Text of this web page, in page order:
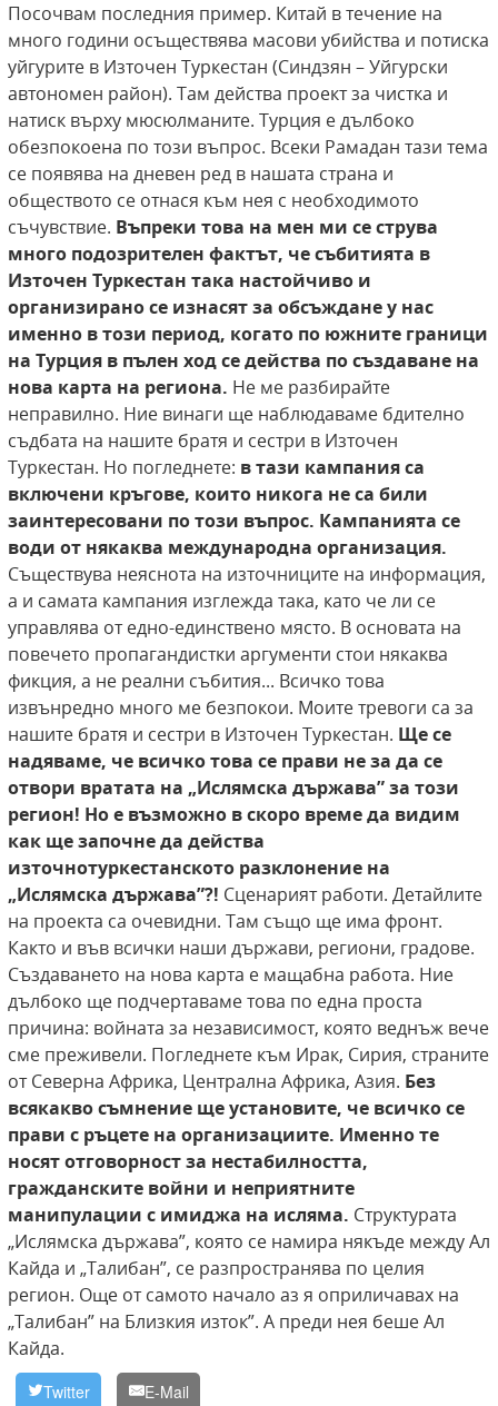
Посочвам последния пример. Китай в течение на
много години осъществява масови убийства и потиска
уйгурите в Източен Туркестан (Синдзян – Уйгурски
автономен район). Там действа проект за чистка и
натиск върху мюсюлманите. Турция е дълбоко
обезпокоена по този въпрос. Всеки Рамадан тази тема
се появява на дневен ред в нашата страна и
обществото се отнася към нея с необходимото
съчувствие. Въпреки това на мен ми се струва
много подозрителен фактът, че събитията в
Източен Туркестан така настойчиво и
организирано се изнасят за обсъждане у нас
именно в този период, когато по южните граници
на Турция в пълен ход се действа по създаване на
нова карта на региона. Не ме разбирайте
неправилно. Ние винаги ще наблюдаваме бдително
съдбата на нашите братя и сестри в Източен
Туркестан. Но погледнете: в тази кампания са
включени кръгове, които никога не са били
заинтересовани потози въпрос. Кампанията се
води от някаква международна организация.
Съществува неяснота на източниците на информация,
а и самата кампания изглежда така, като че ли се
управлява от едно-единствено място. В основата на
повечето пропагандистки аргументи стои някаква
фикция, а не реални събития... Всичко това
извънредно много ме безпокои. Моите тревоги са за
нашите братя и сестри в Източен Туркестан. Ще се
надяваме, че всичко това се прави не за да се
отвори вратата на „Ислямска държава” за този
регион! Но е възможно в скоро време да видим
как ще започне да действа
източнотуркестанското разклонение на
„Ислямска държава”?! Сценарият работи. Детайлите
на проекта са очевидни. Там също ще има фронт.
Както и във всички наши държави, региони, градове.
Създаването на нова карта е мащабна работа. Ние
дълбоко ще подчертаваме това по една проста
причина: войната за независимост, която веднъж вече
сме преживели. Погледнете към Ирак, Сирия, страните
от Северна Африка, Централна Африка, Азия. Без
всякакво съмнение ще установите, че всичко се
прави с ръцете на организациите. Именно те
носятотговорност за нестабилността,
гражданските войни и неприятните
манипулации с имиджа на исляма. Структурата
„Ислямска държава”, която се намира някъде между Ал
Кайда и „Талибан”, се разпространява по целия
регион. Още от самото начало аз я оприличавах на
„Талибан” на Близкия изток”. А преди нея беше Ал
Кайда.
Twitter E-Mail